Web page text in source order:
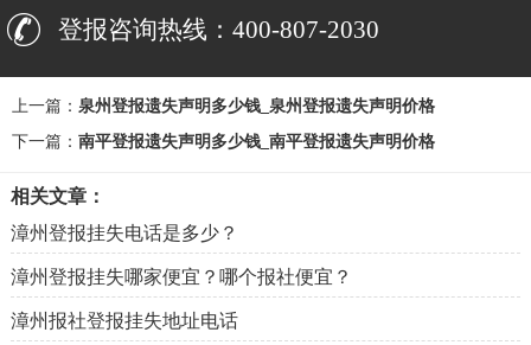
登报咨询热线：400-807-2030
上一篇： 泉州登报遗失声明多少钱_泉州登报遗失声明价格
下一篇： 南平登报遗失声明多少钱_南平登报遗失声明价格
相关文章：
漳州登报挂失电话是多少？
漳州登报挂失哪家便宜？哪个报社便宜？
漳州报社登报挂失地址电话